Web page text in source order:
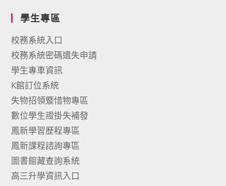
學生專區
校務系統入口
校務系統密碼遺失申請
學生專車資訊
K館訂位系統
失物招領暨惜物專區
數位學生證掛失補發
鳳新學習歷程專區
鳳新課程諮詢專區
圖書館藏查詢系統
高三升學資訊入口